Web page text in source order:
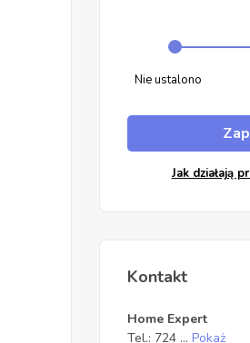
Nie ustalono
Jak działają
Kontakt
Home Expert
Tel.: 724 ... Pokaż